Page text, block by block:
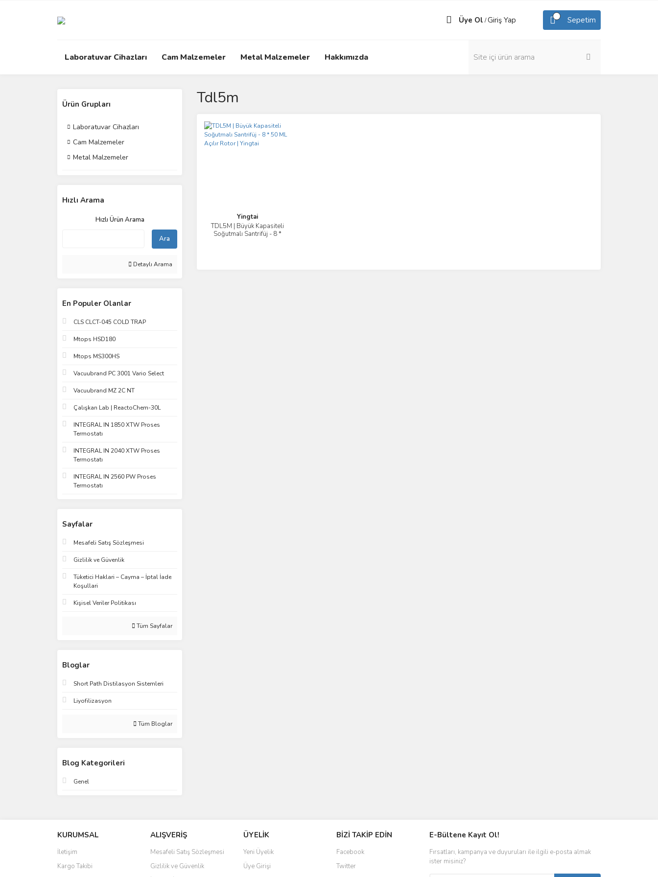
Üye Ol /Giriş Yap Sepetim
Laboratuvar Cihazları Cam Malzemeler Metal Malzemeler Hakkımızda
Ürün Grupları
Laboratuvar Cihazları
Cam Malzemeler
Metal Malzemeler
Hızlı Arama
Hızlı Ürün Arama
Ara
Detaylı Arama
En Populer Olanlar
CLS CLCT-045 COLD TRAP
Mtops HSD180
Mtops MS300HS
Vacuubrand PC 3001 Vario Select
Vacuubrand MZ 2C NT
Çalışkan Lab | ReactoChem-30L
INTEGRAL IN 1850 XTW Proses
Termostatı
INTEGRAL IN 2040 XTW Proses
Termostatı
INTEGRAL IN 2560 PW Proses
Termostatı
Sayfalar
Mesafeli Satış Sözleşmesi
Gizlilik ve Güvenlik
Tüketici Haklari – Cayma – İptal İade
Koşullari
Kişisel Veriler Politikası
Tüm Sayfalar
Bloglar
Short Path Distilasyon Sistemleri
Liyofilizasyon
Tüm Bloglar
Blog Kategorileri
Genel
Tdl5m
Yingtai
TDL5M | Büyük Kapasiteli
Soğutmalı Santrifüj - 8 *
İncele
KURUMSAL
İletişim
Kargo Takibi
ALIŞVERİŞ
Mesafeli Satış Sözleşmesi
Gizlilik ve Güvenlik
ÜYELİK
Yeni Üyelik
Üye Girişi
BİZİ TAKİP EDİN
Facebook
Twitter
E-Bültene Kayıt Ol!
Fırsatları, kampanya ve duyuruları ile ilgili e-posta almak
ister misiniz?